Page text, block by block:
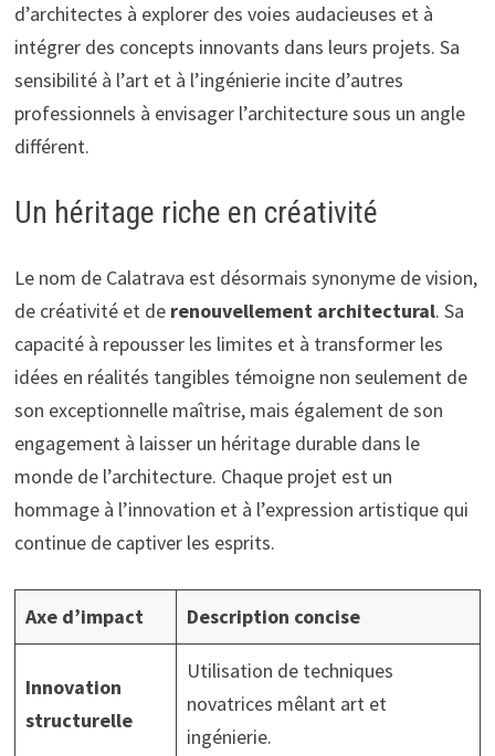
d’architectes à explorer des voies audacieuses et à
intégrer des concepts innovants dans leurs projets. Sa
sensibilité à l’art et à l’ingénierie incite d’autres
professionnels à envisager l’architecture sous un angle
différent.
Un héritage riche en créativité
Le nom de Calatrava est désormais synonyme de vision,
de créativité et de renouvellement architectural. Sa
capacité à repousser les limites et à transformer les
idées en réalités tangibles témoigne non seulement de
son exceptionnelle maîtrise, mais également de son
engagement à laisser un héritage durable dans le
monde de l’architecture. Chaque projet est un
hommage à l’innovation et à l’expression artistique qui
continue de captiver les esprits.
Axe d’impact Description concise
Innovation
structurelle
Utilisation de techniques
novatrices mêlant art et
ingénierie.